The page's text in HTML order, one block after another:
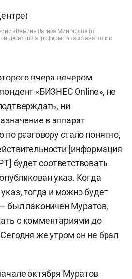
«Вамин» Вагиза Мингазова (в
и десятков агроферм Татарстана шло с
вчера вечером
«БИЗНЕС Online», не
ни
в аппарат
по разговору стало понятно,
[информация
будет соответствовать
указ. Когда
тогда и можно будет
был лаконичен Муратов,
с комментариями до
же утром он не брал
октября Муратов